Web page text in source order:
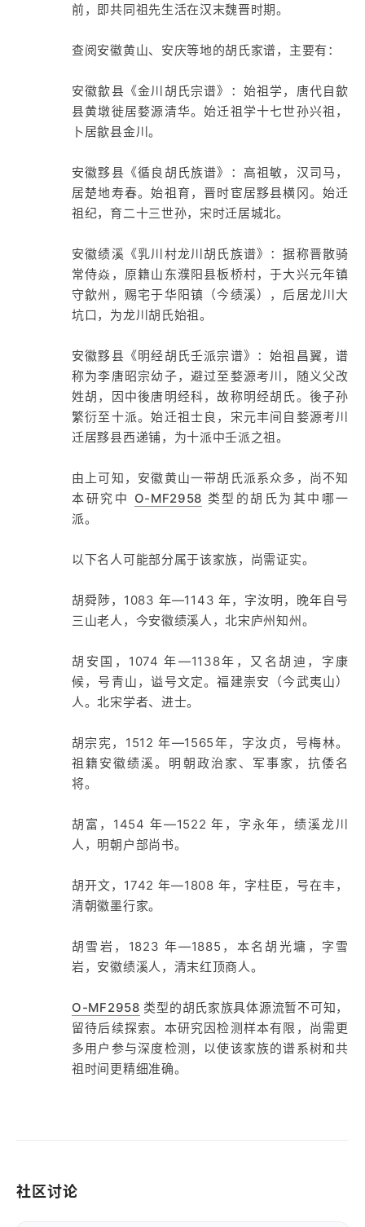
前，即共同祖先生活在汉末魏晋时期。
查阅安徽黄山、安庆等地的胡氏家谱，主要有：
安徽歙县《金川胡氏宗谱》：始祖学，唐代自歙
县黄墩徙居婺源清华。始迁祖学十七世孙兴祖，
卜居歙县金川。
安徽黟县《循良胡氏族谱》：高祖敏，汉司马，
居楚地寿春。始祖育，晋时宦居黟县横冈。始迁
祖纪，育二十三世孙，宋时迁居城北。
安徽绩溪《乳川村龙川胡氏族谱》：据称晋散骑
常侍焱，原籍山东濮阳县板桥村，于大兴元年镇
守歙州，赐宅于华阳镇（今绩溪），后居龙川大
坑口，为龙川胡氏始祖。
安徽黟县《明经胡氏壬派宗谱》：始祖昌翼，谱
称为李唐昭宗幼子，避过至婺源考川，随义父改
姓胡，因中後唐明经科，故称明经胡氏。後子孙
繁衍至十派。始迁祖士良，宋元丰间自婺源考川
迁居黟县西递铺，为十派中壬派之祖。
由上可知，安徽黄山一带胡氏派系众多，尚不知
本研究中 O-MF2958 类型的胡氏为其中哪一
派。
以下名人可能部分属于该家族，尚需证实。
胡舜陟，1083 年—1143 年，字汝明，晚年自号
三山老人，今安徽绩溪人，北宋庐州知州。
胡安国，1074 年—1138年，又名胡迪，字康
候，号青山，谥号文定。福建崇安（今武夷山）
人。北宋学者、进士。
胡宗宪，1512 年—1565年，字汝贞，号梅林。
祖籍安徽绩溪。明朝政治家、军事家，抗倭名
将。
胡富，1454 年—1522 年，字永年，绩溪龙川
人，明朝户部尚书。
胡开文，1742 年—1808 年，字柱臣，号在丰，
清朝徽墨行家。
胡雪岩，1823 年—1885，本名胡光墉，字雪
岩，安徽绩溪人，清末红顶商人。
O-MF2958 类型的胡氏家族具体源流暂不可知，
留待后续探索。本研究因检测样本有限，尚需更
多用户参与深度检测，以使该家族的谱系树和共
祖时间更精细准确。
社区讨论